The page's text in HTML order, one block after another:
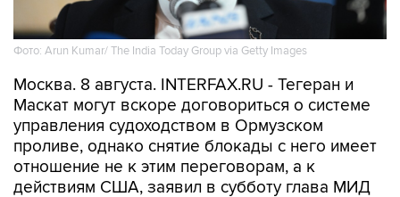
Фото: Arun Kumar/ The India Today Group via Getty Images
Москва. 8 августа. INTERFAX.RU - Тегеран и
управления судоходством в Ормузском
проливе, однако снятие блокады с него имеет
отношение не к этим переговорам, а к
действиям США, заявил в субботу глава МИД
Ирана Аббас Аракчи.